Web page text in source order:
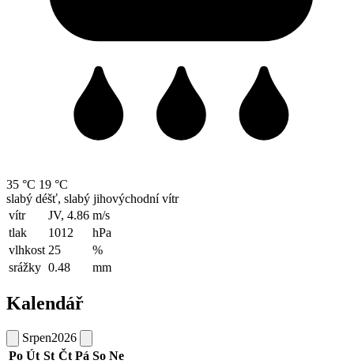
35 °C 19 °C
slabý déšť, slabý jihovýchodní vítr
vítr
JV, 4.86 m/s
tlak
1012
hPa
vlhkost 25
%
srážky 0.48 mm
Kalendář
Srpen2026
Po Út St Čt Pá So Ne